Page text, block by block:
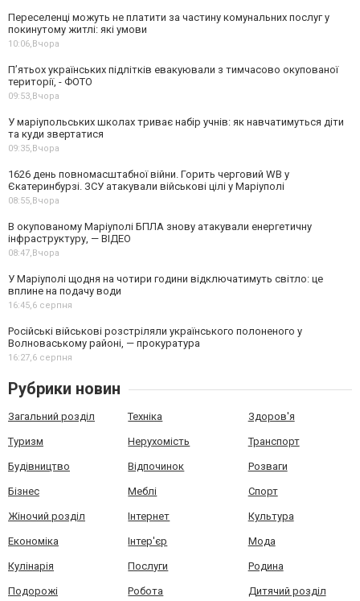
Переселенці можуть не платити за частину комунальних послуг у
покинутому житлі: які умови
10:06,Вчора
П’ятьох українських підлітків евакуювали з тимчасово окупованої
території, - ФОТО
09:53,Вчора
У маріупольських школах триває набір учнів: як навчатимуться діти
та куди звертатися
09:35,Вчора
1626 день повномасштабної війни. Горить черговий WB у
Єкатеринбурзі. ЗСУ атакували військові цілі у Маріуполі
08:55,Вчора
В окупованому Маріуполі БПЛА знову атакували енергетичну
інфраструктуру, — ВІДЕО
08:47,Вчора
У Маріуполі щодня на чотири години відключатимуть світло: це
вплине на подачу води
16:45,6 серпня
Російські військові розстріляли українського полоненого у
Волноваському районі, — прокуратура
16:27,6 серпня
Рубрики новин
Загальний розділ Техніка Здоров'я
Туризм Нерухомість Транспорт
Будівництво Відпочинок Розваги
Бізнес Меблі Спорт
Жіночий розділ Інтернет Культура
Економіка Інтер'єр Мода
Кулінарія Послуги Родина
Подорожі Робота Дитячий розділ